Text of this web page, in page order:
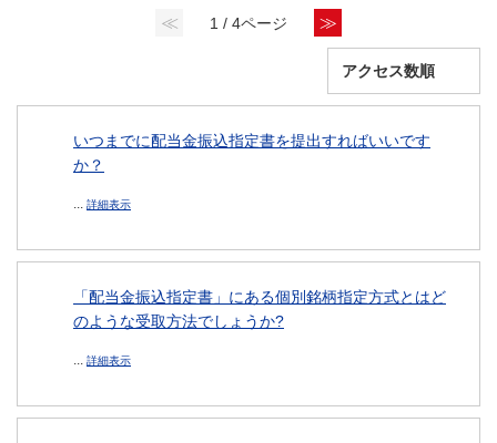
≪ 1 / 4ページ ≫
いつまでに配当金振込指定書を提出すればいいです
か？
... 詳細表示
「配当金振込指定書」にある個別銘柄指定方式とはど
のような受取方法でしょうか?
... 詳細表示